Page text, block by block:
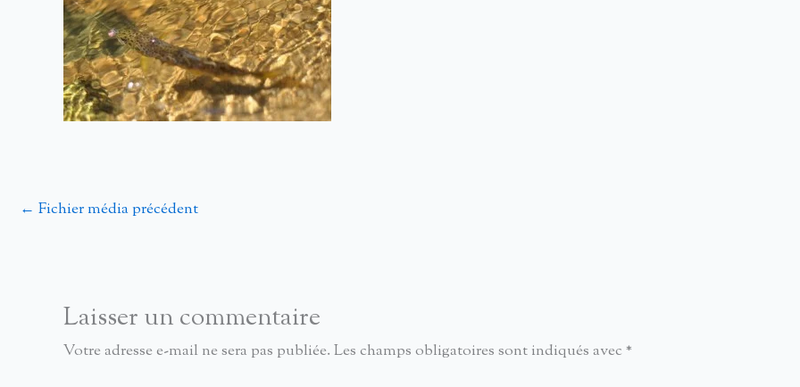
← Fichier média précédent
Laisser un commentaire
Votre adresse e-mail ne sera pas publiée. Les champs obligatoires sont indiqués avec *